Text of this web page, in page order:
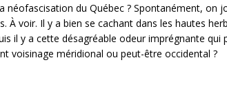
néofascisation du Québec ? Spontanément, on
À voir. Il y a bien se cachant dans les hautes
il y a cette désagréable odeur imprégnante qui
voisinage méridional ou peut-être occidental ?